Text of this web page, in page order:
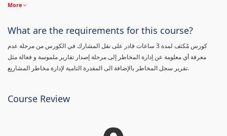
More
What are the requirements for this course?
كورس مٌكثف لمدة 3 ساعات قادر على نقل المشارك في الكورس من مرحلة عدم
معرفة أي معلومة عن إدارة المخاطر إلى مرحلة إصدار تقارير ملموسة و فعالة مثل
تقرير سجل المخاطر بالإضافة الى المقدرة التامية لإدارة مخاطر المشاريع.
Course Review